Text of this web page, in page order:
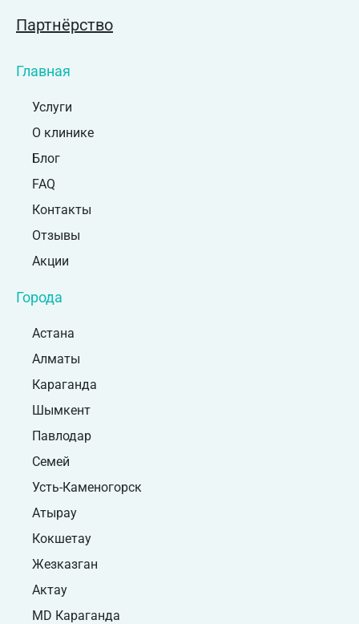
Партнёрство
Главная
Услуги
О клинике
Блог
FAQ
Контакты
Отзывы
Акции
Города
Астана
Алматы
Караганда
Шымкент
Павлодар
Семей
Усть-Каменогорск
Атырау
Кокшетау
Жезказган
Актау
MD Караганда